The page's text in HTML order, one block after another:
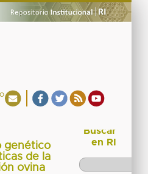
genético
de la
ovina
Buscar
en RI